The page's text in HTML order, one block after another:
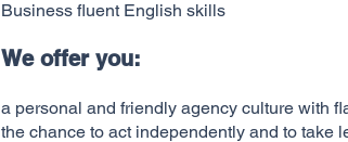
Business fluent English skills
We offer you:
a personal and friendly agency culture with
the chance to act independently and to take